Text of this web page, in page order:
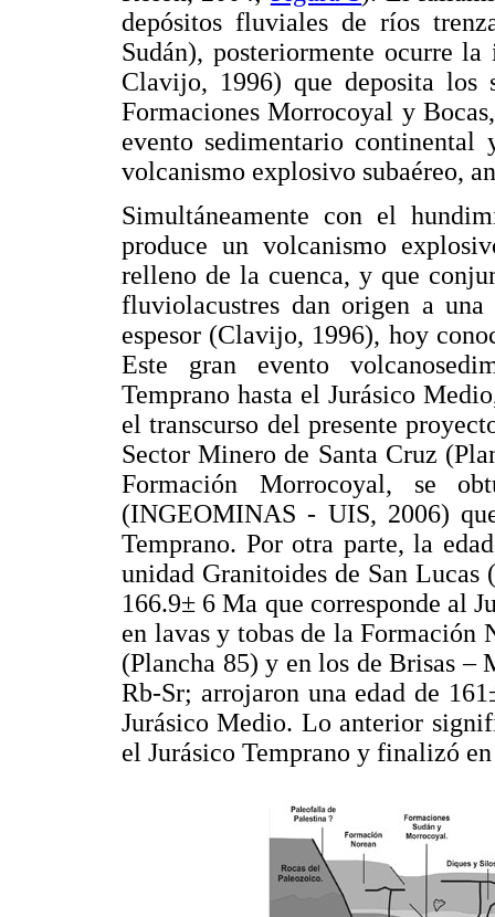
depósitos fluviales de ríos
Sudán), posteriormente ocurre
Clavijo, 1996) que deposita los
Formaciones Morrocoyal y
evento sedimentario
volcanismo explosivo subaéreo,
Simultáneamente con el
produce un volcanismo
relleno de la cuenca, y que
fluviolacustres dan origen a
espesor (Clavijo, 1996), hoy
Este gran evento
Temprano hasta el Jurásico
el transcurso del presente
Sector Minero de Santa Cruz
Formación Morrocoyal, se
(INGEOMINAS - UIS, 2006)
Temprano. Por otra parte, la
unidad Granitoides de San
166.9± 6 Ma que corresponde al
en lavas y tobas de la Formación
(Plancha 85) y en los de Brisas –
Rb-Sr; arrojaron una edad de
Jurásico Medio. Lo anterior
el Jurásico Temprano y finalizó